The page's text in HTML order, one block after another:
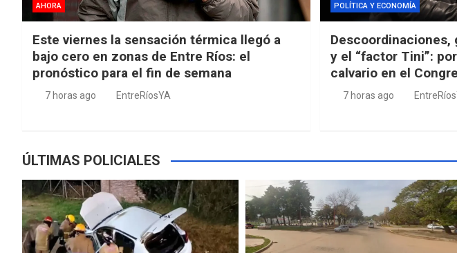
AHORA
Este viernes la sensación térmica llegó a
bajo cero en zonas de Entre Ríos: el
pronóstico para el fin de semana
7 horas ago EntreRíosYA
POLÍTICA Y ECONOMÍA
Descoordinaciones,
y el “factor Tini”:
calvario en el
7 horas ago
ÚLTIMAS POLICIALES